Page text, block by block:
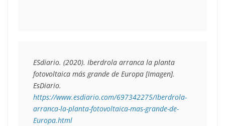
ESdiario. (2020). Iberdrola arranca la planta
fotovoltaica más grande de Europa [Imagen].
https://www.esdiario.com/697342275/Iberdrola-
arranca-la-planta-fotovoltaica-mas-grande-de-
Europa.html